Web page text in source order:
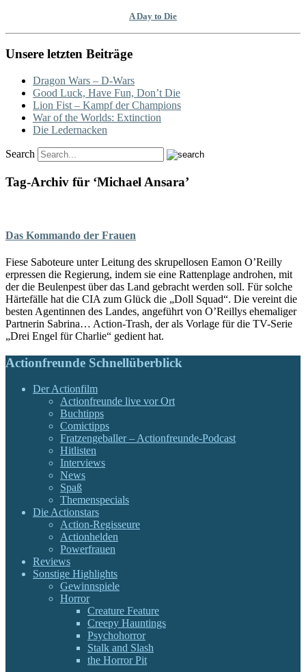
A Day to Die
Unsere letzten Beiträge
Dragon Wars – D-Wars
Good Luck, Have Fun, Don’t Die
Lion Fist – Kampf der Champions
War of the Worlds: Extinction
Die Ledernacken
Search
Tag-Archiv für ‘Michael Ansara’
Das Kommando der Frauen
Fiese Saboteure unter Leitung des skrupellosen Eamon O’Reilly
erpressen die Regierung, indem sie eine Rattenplage androhen, mit
der die Beulenpest über das Land gebracht werden soll. Für solche
Härtefälle hat die CIA zum Glück die „Doll Squad“. Die vereint die
besten Agentinnen des Landes, angeführt von O’Reillys ehemaliger
Partnerin Sabrina… Action-Trash, der als Vorlage für die TV-Serie
„Drei Engel für Charlie“ gedient hat.
Actionfreunde Schnellüberblick
Der Actionfilm
Actionfreunde live vor Ort
Buchtipps
Comictipps
Fratzengeballer – Actionfreunde-Podcast
Hitlisten
Interviews
News
Spaß
Themenspecials
Die Actionstars
Action-Regisseure
Actionhelden
Powerfrauen
Reviews
Sonstige Highlights
Gewinnspiele
Horror
Creature Feature
Creepy Hauntings
Psychohorror
Stalk and Slash
the Horror Pit